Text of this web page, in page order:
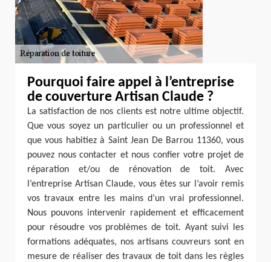
Pourquoi faire appel à l’entreprise
de couverture Artisan Claude ?
La satisfaction de nos clients est notre ultime objectif.
Que vous soyez un particulier ou un professionnel et
que vous habitiez à Saint Jean De Barrou 11360, vous
pouvez nous contacter et nous confier votre projet de
réparation et/ou de rénovation de toit. Avec
l’entreprise Artisan Claude, vous êtes sur l’avoir remis
vos travaux entre les mains d’un vrai professionnel.
Nous pouvons intervenir rapidement et efficacement
pour résoudre vos problèmes de toit. Ayant suivi les
formations adéquates, nos artisans couvreurs sont en
mesure de réaliser des travaux de toit dans les règles